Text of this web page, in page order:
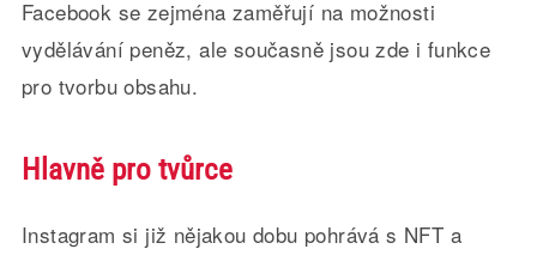
Facebook se zejména zaměřují na možnosti
vydělávání peněz, ale současně jsou zde i funkce
pro tvorbu obsahu.
Hlavně pro tvůrce
Instagram si již nějakou dobu pohrává s NFT a